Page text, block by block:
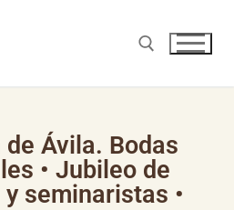
de Ávila. Bodas
• Jubileo de
seminaristas •